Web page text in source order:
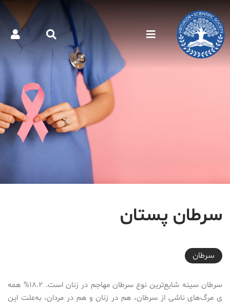
سرطان پستان
2016-07-30T04:13:59+04:30
سرطان
سرطان سینه شایع‌ترین نوع سرطان مهاجم در زنان است. ۱۸.۲% همه
ی مرگ‌های ناشی از سرطان، هم در زنان و هم در مردان، به‌علت این